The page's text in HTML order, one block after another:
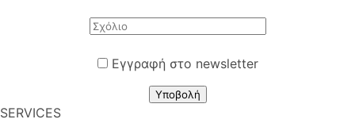
Εγγραφή στο newsletter
Υποβολή
SERVICES